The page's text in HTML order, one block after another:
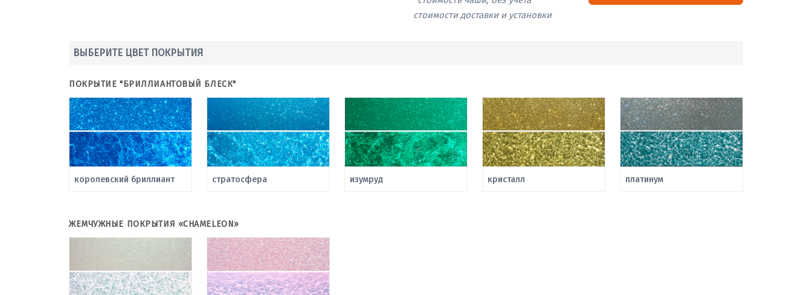
стоимости доставки и установки
ВЫБЕРИТЕ ЦВЕТ ПОКРЫТИЯ
ПОКРЫТИЕ "БРИЛЛИАНТОВЫЙ БЛЕСК"
королевский бриллиант стратосфера изумруд кристалл платинум
ЖЕМЧУЖНЫЕ ПОКРЫТИЯ «CHAMELEON»